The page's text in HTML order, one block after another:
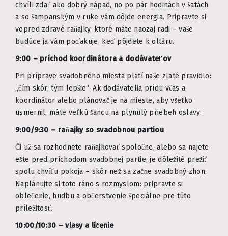
chvíli zdať ako dobrý nápad, no po pár hodinách v šatách
a so šampanským v ruke vám dôjde energia. Pripravte si
vopred zdravé raňajky, ktoré máte naozaj radi – vaše
budúce ja vám poďakuje, keď pôjdete k oltáru.
9:00 – príchod koordinátora a dodávateľov
Pri príprave svadobného miesta platí naše zlaté pravidlo:
„čím skôr, tým lepšie“. Ak dodávatelia prídu včas a
koordinátor alebo plánovač je na mieste, aby všetko
usmernil, máte veľkú šancu na plynulý priebeh oslavy.
9:00/9:30 – raňajky so svadobnou partiou
Či už sa rozhodnete raňajkovať spoločne, alebo sa najete
ešte pred príchodom svadobnej partie, je dôležité prežiť
spolu chvíľu pokoja – skôr než sa začne svadobný zhon.
Naplánujte si toto ráno s rozmyslom: pripravte si
oblečenie, hudbu a občerstvenie špeciálne pre túto
príležitosť.
10:00/10:30 – vlasy a líčenie